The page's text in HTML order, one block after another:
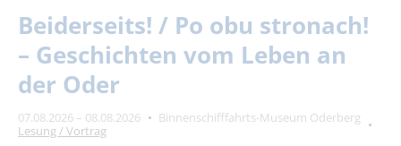
August 2026
Mo Di Mi Do Fr Sa So
1
3
4
10
11 12 13 14 15
16
Beiderseits! / Po obu stronach!
– Geschichten vom Leben an
der Oder
07.08.2026 – 08.08.2026
Binnenschifffahrts-Museum Oderberg
Lesung / Vortrag